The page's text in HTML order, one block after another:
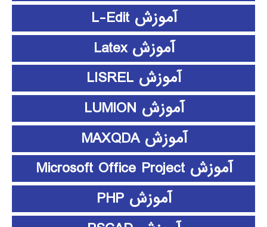
آموزش L-Edit
آموزش Latex
آموزش LISREL
آموزش LUMION
آموزش MAXQDA
آموزش Microsoft Office Project
آموزش PHP